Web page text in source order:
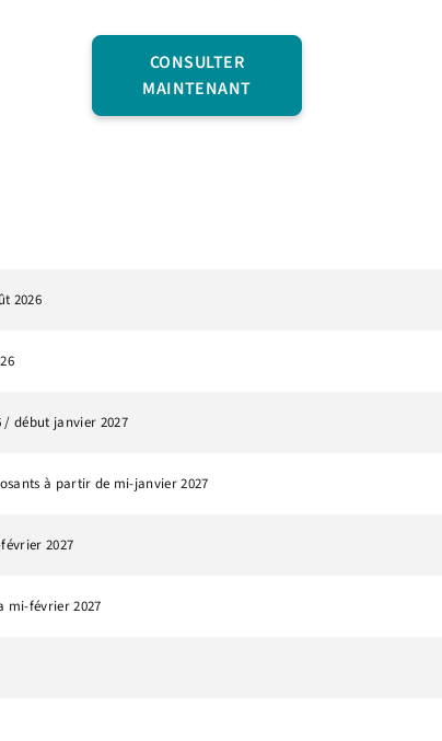
CONSULTER
MAINTENANT
2026
/ début janvier 2027
à partir de mi-janvier 2027
2027
mi-février 2027